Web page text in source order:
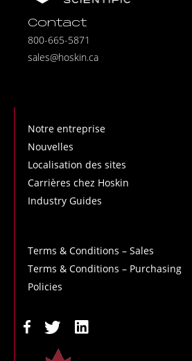
Contact
800-665-5871
sales@hoskin.ca
Notre entreprise
Nouvelles
Localisation des sites
Carrières chez Hoskin
Industry Guides
Terms & Conditions – Sales
Terms & Conditions – Purchasing
Policies